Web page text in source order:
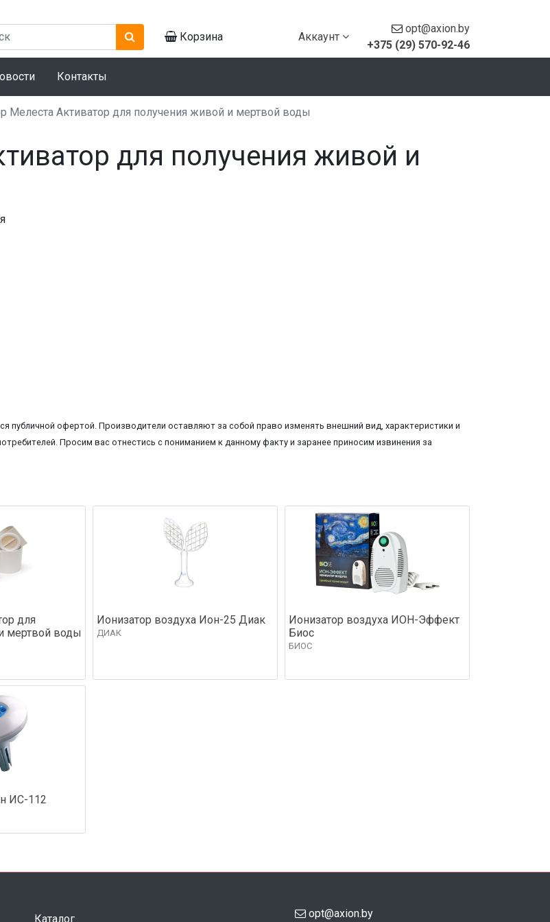
Корзина Аккаунт
opt@axion.by
+375 (29) 570-92-46
Контакты
Мелеста Активатор для получения живой и мертвой воды
для получения живой и
публичной офертой. Производители оставляют за собой право изменять внешний вид, характеристики и
Просим вас отнестись с пониманием к данному факту и заранее приносим извинения за
для
мертвой воды
Ионизатор воздуха Ион-25 Диак
ДИАК
Ионизатор воздуха ИОН-Эффект
Биос
БИОС
ИC-112
Каталог opt@axion.by